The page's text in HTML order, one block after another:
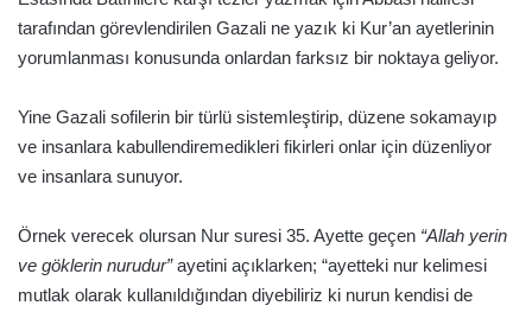
tarafından görevlendirilen Gazali ne yazık ki Kur’an ayetlerinin
yorumlanması konusunda onlardan farksız bir noktaya geliyor.
Yine Gazali sofilerin bir türlü sistemleştirip, düzene sokamayıp
ve insanlara kabullendiremedikleri fikirleri onlar için düzenliyor
ve insanlara sunuyor.
Örnek verecek olursan Nur suresi 35. Ayette geçen “Allah yerin
ve göklerin nurudur”ayetini açıklarken; “ayetteki nur kelimesi
mutlak olarak kullanıldığından diyebiliriz ki nurun kendisi de